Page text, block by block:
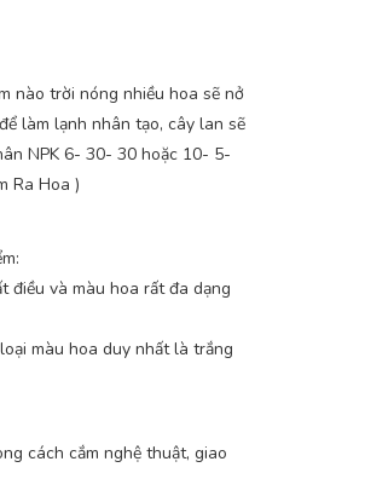
nào trời nóng nhiều hoa sẽ nở
làm lạnh nhân tạo, cây lan sẽ
NPK 6- 30- 30 hoặc 10- 5-
Ra Hoa )
điều và màu hoa rất đa dạng
màu hoa duy nhất là trắng
cách cắm nghệ thuật, giao